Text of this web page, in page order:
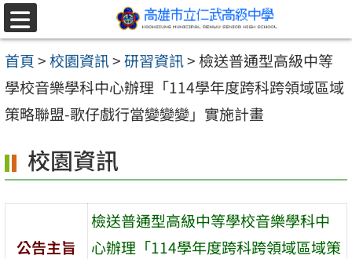
跳至主要內容區
選
單
首頁>校園資訊>研習資訊> 檢送普通型高級中等
學校音樂學科中心辦理「114學年度跨科跨領域區域
策略聯盟-歌仔戲行當變變變」實施計畫
校園資訊
公告主旨
檢送普通型高級中等學校音樂學科中
心辦理「114學年度跨科跨領域區域策